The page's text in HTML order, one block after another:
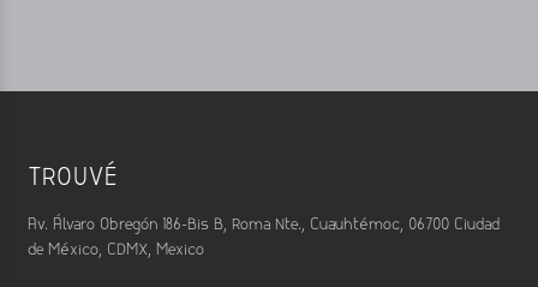
TROUVÉ
Av. Álvaro Obregón 186-Bis B, Roma Nte., Cuauhtémoc, 06700 Ciudad
de México, CDMX, Mexico